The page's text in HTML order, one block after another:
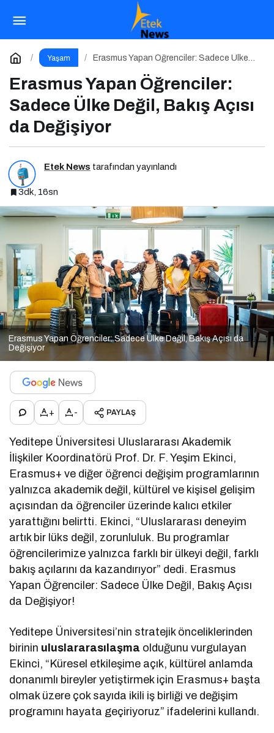
Yaşam
Erasmus Yapan Öğrenciler: Sadece Ülke
Erasmus Yapan Öğrenciler:
Sadece Ülke Değil, Bakış Açısı
da Değişiyor
Etek News tarafından yayınlandı
3dk, 16sn
Erasmus Yapan Öğrenciler: Sadece Ülke Değil, Bakış Açısı da
Değişiyor
+ - PAYLAŞ
Yeditepe Üniversitesi Uluslararası Akademik
İlişkiler Koordinatörü Prof. Dr. F. Yeşim Ekinci,
Erasmus+ ve diğer öğrenci değişim programlarının
yalnızca akademik değil, kültürel ve kişisel gelişim
açısından da öğrenciler üzerinde kalıcı etkiler
yarattığını belirtti. Ekinci, “Uluslararası deneyim
artık bir lüks değil, zorunluluk. Bu programlar
öğrencilerimize yalnızca farklı bir ülkeyi değil, farklı
bakış açılarını da kazandırıyor” dedi. Erasmus
Yapan Öğrenciler: Sadece Ülke Değil, Bakış Açısı
da Değişiyor!
Yeditepe Üniversitesi’nin stratejik önceliklerinden
birinin uluslararasılaşma olduğunu vurgulayan
Ekinci, “Küresel etkileşime açık, kültürel anlamda
donanımlı bireyler yetiştirmek için Erasmus+ başta
olmak üzere çok sayıda ikili iş birliği ve değişim
programını hayata geçiriyoruz” ifadelerini kullandı.
Dijital Çağın İlişkileri: Tüketen 6 Davranış
Biçimi
Yorum Yap